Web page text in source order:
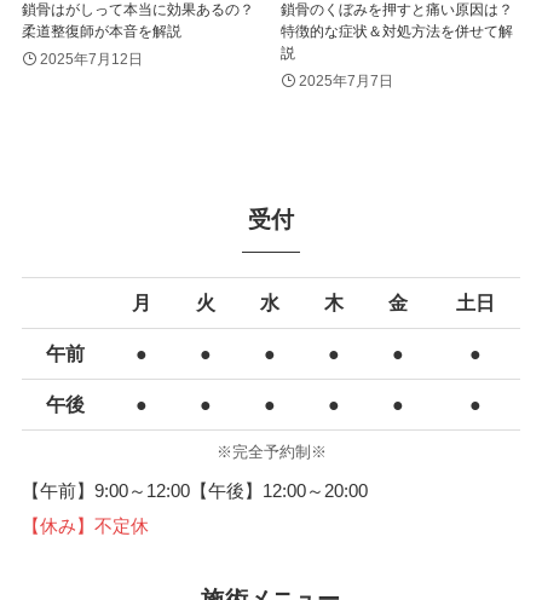
鎖骨はがしって本当に効果あるの？
柔道整復師が本音を解説
2025年7月12日
鎖骨のくぼみを押すと痛い原因は？
特徴的な症状＆対処方法を併せて解
説
2025年7月7日
受付
月 火 水 木 金 土日
午前 ● ● ● ● ● ●
午後 ● ● ● ● ● ●
※完全予約制※
【午前】9:00～12:00【午後】12:00～20:00
【休み】不定休